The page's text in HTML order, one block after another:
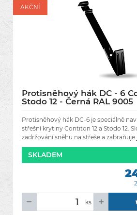
AKČNÍ
Protisněhový hák DC - 6
Stodo 12 - Černá RAL 9005
Protisněhový hák DC-6 je speciálně
střešní krytiny Contiton 12 a Stodo 12.
zadržování sněhu na střeše a
sesuvu,
SKLADEM
ks